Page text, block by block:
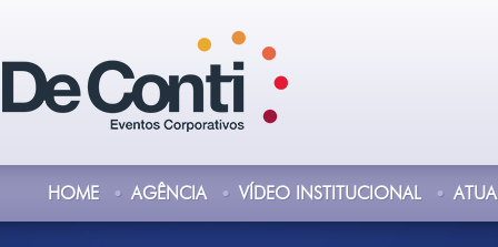
HOME AGÊNCIA VÍDEO INSTITUCIONAL